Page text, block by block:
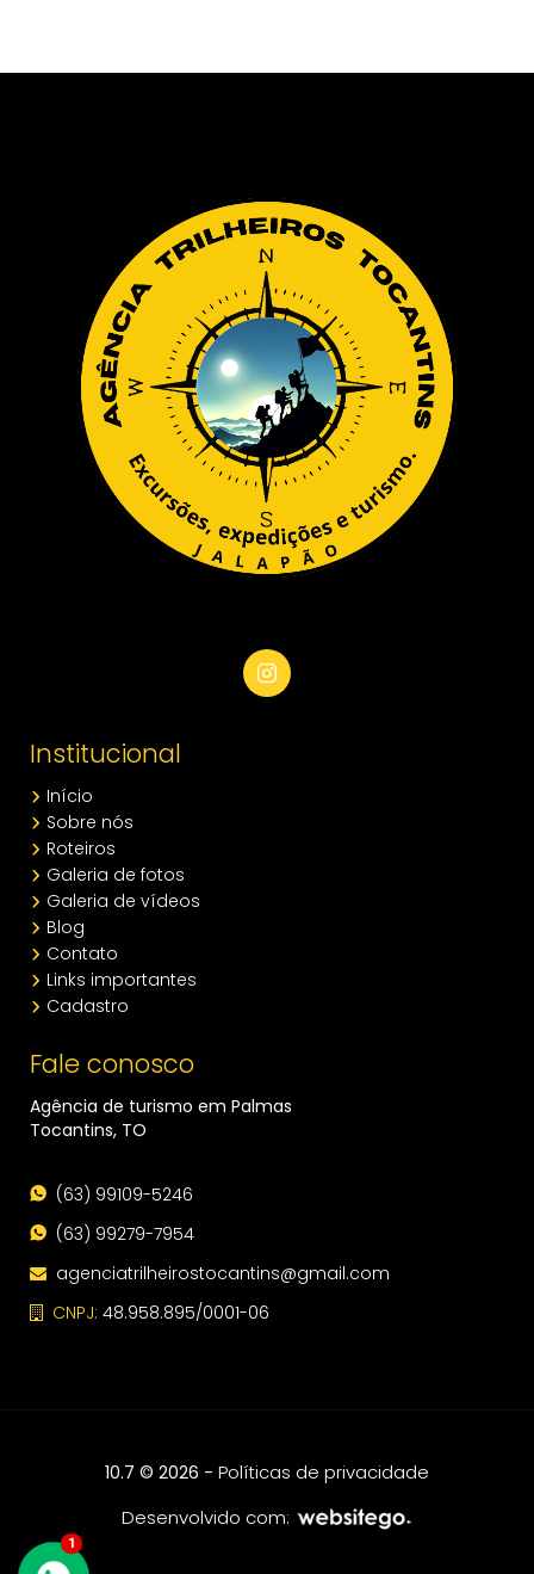
Institucional
Início
Sobre nós
Roteiros
Galeria de fotos
Galeria de vídeos
Blog
Contato
Links importantes
Cadastro
Fale conosco
Agência de turismo em Palmas
Tocantins, TO
(63) 99109-5246
(63) 99279-7954
agenciatrilheirostocantins@gmail.com
CNPJ: 48.958.895/0001-06
10.7 © 2026 - Políticas de privacidade
Desenvolvido com:
1